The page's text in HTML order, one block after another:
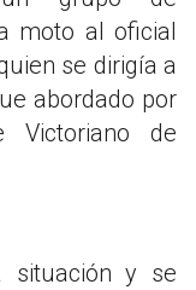
moto al oficial
se dirigía a
abordado por
Victoriano de
situación y se